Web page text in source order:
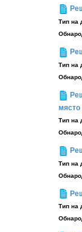
Тип на
Тип на
място
Тип на
Тип на
Тип на